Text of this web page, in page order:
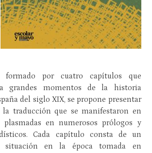
formado por cuatro capítulos que
a grandes momentos de la historia
del siglo XIX, se propone presentar
la traducción que se manifestaron en
plasmadas en numerosos prólogos y
Cada capítulo consta de un
en la época tomada en